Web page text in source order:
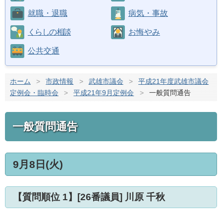
就職・退職 病気・事故
くらしの相談 お悔やみ
公共交通
ホーム > 市政情報 > 武雄市議会 >
平成21年度武雄市議会
定例会・臨時会
> 平成21年9月定例会 > 一般質問通告
一般質問通告
9月8日(火)
【質問順位 1】[26番議員] 川原 千秋